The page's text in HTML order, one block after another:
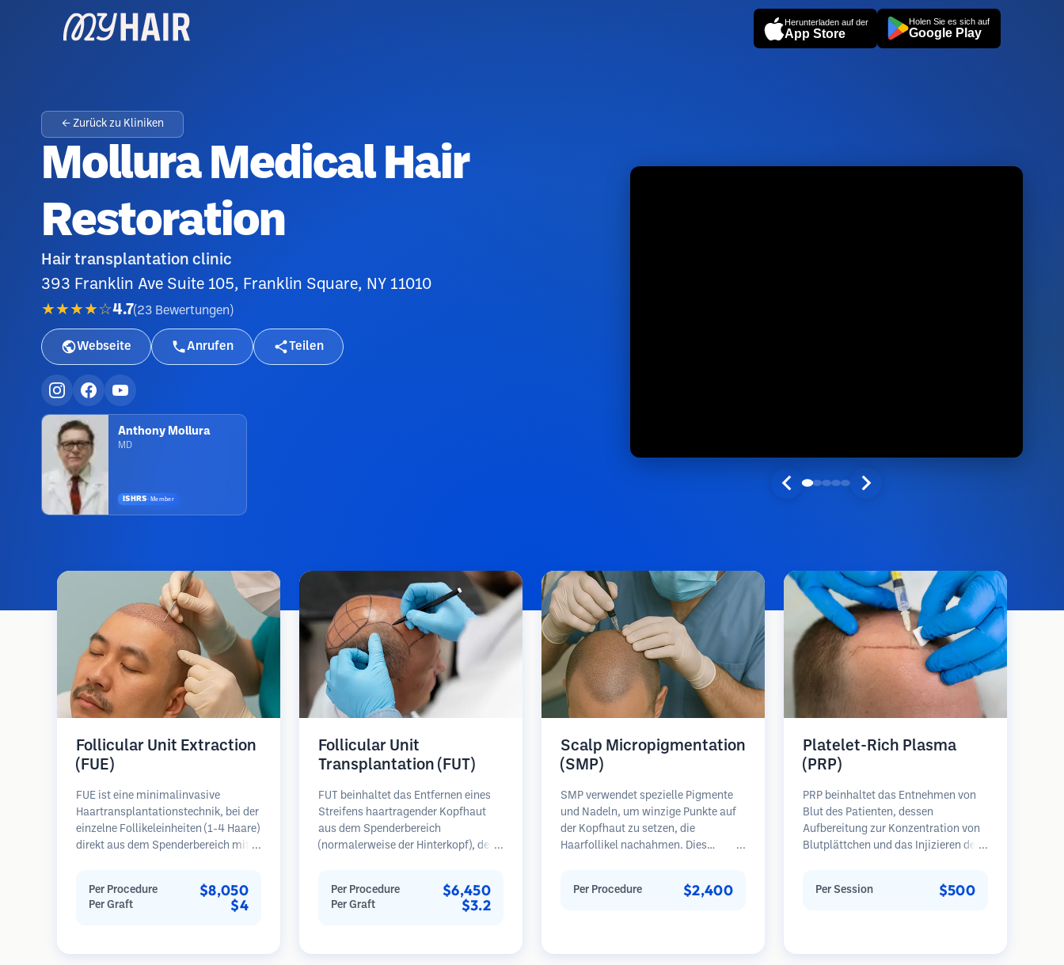
Herunterladen auf der
App Store
Holen Sie es sich auf
Google Play
← Zurück zu Kliniken
Mollura Medical Hair
Restoration
Hair transplantation clinic
393 Franklin Ave Suite 105, Franklin Square, NY 11010
★★★★☆4.7(23 Bewertungen )
Webseite Anrufen Teilen
Anthony Mollura
MD
ISHRS· Member
Follicular Unit Extraction
(FUE)
FUE ist eine minimalinvasive
Haartransplantationstechnik, bei der
einzelne Follikeleinheiten (1-4 Haare)
direkt aus dem Spenderbereich mit
werden dann in die
Empfängerbereiche in kahlen Zonen
Per Procedure $8,050
Per Graft $4
Follicular Unit
Transplantation (FUT)
FUT beinhaltet das Entfernen eines
Streifens haartragender Kopfhaut
aus dem Spenderbereich
(normalerweise der Hinterkopf), der
Diese Einheiten werden in den
Empfängerbereich transplantiert.
Per Procedure $6,450
Per Graft $3.2
Scalp Micropigmentation
(SMP)
SMP verwendet spezielle Pigmente
und Nadeln, um winzige Punkte auf
der Kopfhaut zu setzen, die
Haarfollikel nachahmen. Dies
rasierten Kopfes. Das Verfahren
Per Procedure $2,400
Platelet-Rich Plasma
(PRP)
PRP beinhaltet das Entnehmen von
Blut des Patienten, dessen
Aufbereitung zur Konzentration von
Blutplättchen und das Injizieren des
Wachstumsfaktoren in den
Per Session $500